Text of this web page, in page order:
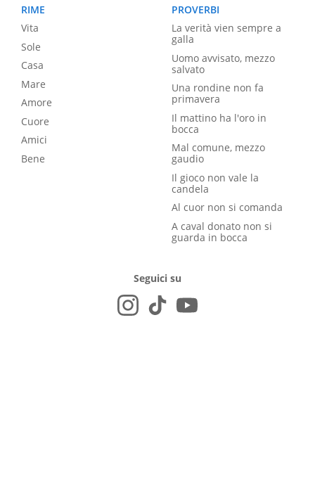
RIME
Vita
Sole
Casa
Mare
Amore
Cuore
Amici
Bene
PROVERBI
La verità vien sempre a
galla
Uomo avvisato, mezzo
salvato
Una rondine non fa
primavera
Il mattino ha l'oro in
bocca
Mal comune, mezzo
gaudio
Il gioco non vale la
candela
Al cuor non si comanda
A caval donato non si
guarda in bocca
Seguici su